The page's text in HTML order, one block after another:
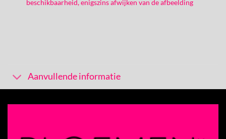
beschikbaarheid, enigszins afwijken van de afbeelding
Aanvullende informatie